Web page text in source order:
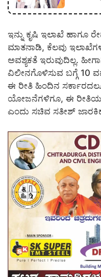
ಇನ್ನು ಕೃಷಿ ಇಲಾಖೆ ಹಾಗೂ
ಮಾತನಾಡಿ, ಕೆಲವು
ಅವಶ್ಯಕತೆ ಇರುವುದಿಲ್ಲ.
ವಿಲೀನಗೊಳಿಸುವ ಬಗ್ಗೆ 10
ಈ ರೀತಿ ಹಿಂದಿನ
ಯೋಜನೆಗಳಿಗೂ, ಈ ರೀತಿಯ
ಎಂದು ಸಚಿವ ಸತೀಶ್